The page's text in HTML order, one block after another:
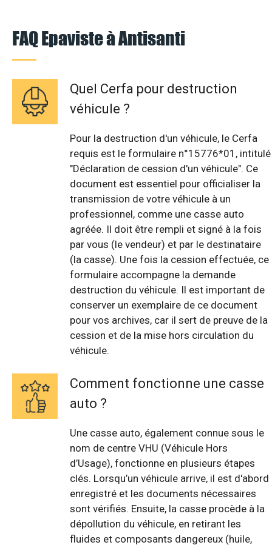
FAQ Epaviste à Antisanti
Quel Cerfa pour destruction
véhicule ?
Pour la destruction d'un véhicule, le Cerfa
requis est le formulaire n°15776*01, intitulé
"Déclaration de cession d'un véhicule". Ce
document est essentiel pour officialiser la
transmission de votre véhicule à un
professionnel, comme une casse auto
agréée. Il doit être rempli et signé à la fois
par vous (le vendeur) et par le destinataire
(la casse). Une fois la cession effectuée, ce
formulaire accompagne la demande
destruction du véhicule. Il est important de
conserver un exemplaire de ce document
pour vos archives, car il sert de preuve de la
cession et de la mise hors circulation du
véhicule.
Comment fonctionne une casse
auto ?
Une casse auto, également connue sous le
nom de centre VHU (Véhicule Hors
d’Usage), fonctionne en plusieurs étapes
clés. Lorsqu’un véhicule arrive, il est d'abord
enregistré et les documents nécessaires
sont vérifiés. Ensuite, la casse procède à la
dépollution du véhicule, en retirant les
fluides et composants dangereux (huile,